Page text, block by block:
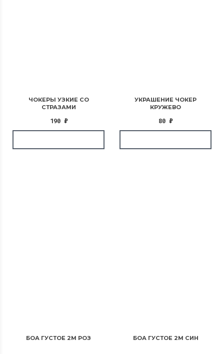
ЧОКЕРЫ УЗКИЕ СО
СТРАЗАМИ
190 ₽
УКРАШЕНИЕ ЧОКЕР
КРУЖЕВО
80 ₽
БОА ГУСТОЕ 2М РОЗ БОА ГУСТОЕ 2М СИН